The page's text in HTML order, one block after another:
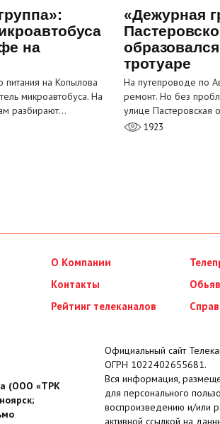
на
питания на Копылова
микроавтобуса. На
разбирают…
«Дежурная
тротуаре
На путепроводе по
ремонт. Но без
улице
1923
О Компании
Контакты
Рейтинг телеканалов
(ООО «ТРК
Официальный сайт
ОГРН 1022402655681.
Вся информация,
для персонального
воспроизведению и/или
активной ссылкой на